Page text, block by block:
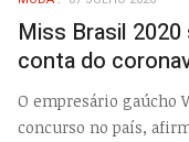
Miss Brasil
conta do
O empresário gaúcho
concurso no país,